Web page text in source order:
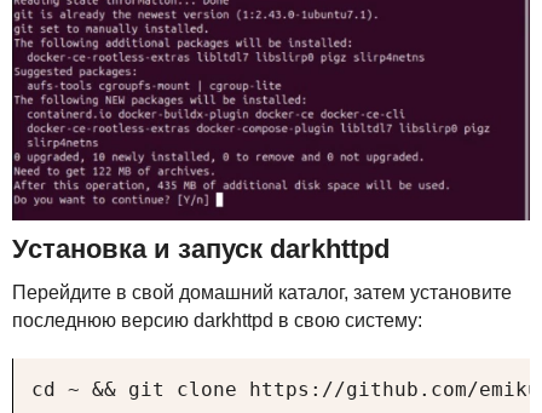
Установка и запуск darkhttpd
Перейдите в свой домашний каталог, затем установите
последнюю версию darkhttpd в свою систему:
cd ~ && git clone https://github.com/